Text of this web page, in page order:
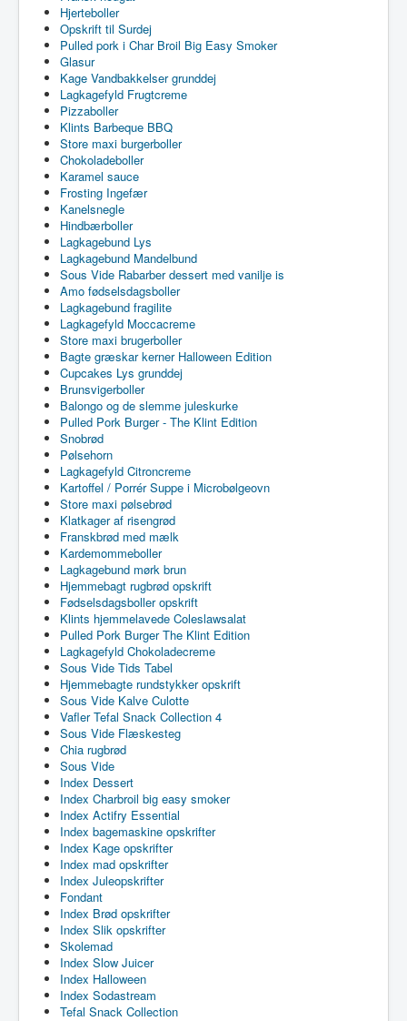
Hjerteboller
Opskrift til Surdej
Pulled pork i Char Broil Big Easy Smoker
Glasur
Kage Vandbakkelser grunddej
Lagkagefyld Frugtcreme
Pizzaboller
Klints Barbeque BBQ
Store maxi burgerboller
Chokoladeboller
Karamel sauce
Frosting Ingefær
Kanelsnegle
Hindbærboller
Lagkagebund Lys
Lagkagebund Mandelbund
Sous Vide Rabarber dessert med vanilje is
Amo fødselsdagsboller
Lagkagebund fragilite
Lagkagefyld Moccacreme
Store maxi brugerboller
Bagte græskar kerner Halloween Edition
Cupcakes Lys grunddej
Brunsvigerboller
Balongo og de slemme juleskurke
Pulled Pork Burger - The Klint Edition
Snobrød
Pølsehorn
Lagkagefyld Citroncreme
Kartoffel / Porrér Suppe i Microbølgeovn
Store maxi pølsebrød
Klatkager af risengrød
Franskbrød med mælk
Kardemommeboller
Lagkagebund mørk brun
Hjemmebagt rugbrød opskrift
Fødselsdagsboller opskrift
Klints hjemmelavede Coleslawsalat
Pulled Pork Burger The Klint Edition
Lagkagefyld Chokoladecreme
Sous Vide Tids Tabel
Hjemmebagte rundstykker opskrift
Sous Vide Kalve Culotte
Vafler Tefal Snack Collection 4
Sous Vide Flæskesteg
Chia rugbrød
Sous Vide
Index Dessert
Index Charbroil big easy smoker
Index Actifry Essential
Index bagemaskine opskrifter
Index Kage opskrifter
Index mad opskrifter
Index Juleopskrifter
Fondant
Index Brød opskrifter
Index Slik opskrifter
Skolemad
Index Slow Juicer
Index Halloween
Index Sodastream
Tefal Snack Collection